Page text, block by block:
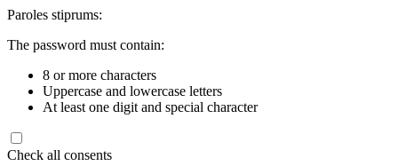
Paroles stiprums:
The password must contain:
8 or more characters
Uppercase and lowercase letters
At least one digit and special character
Check all consents